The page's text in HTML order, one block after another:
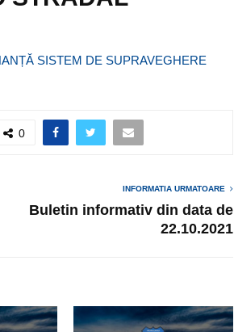
SISTEM DE SUPRAVEGHERE
0
INFORMATIA URMATOARE
Buletin informativ din data de
22.10.2021